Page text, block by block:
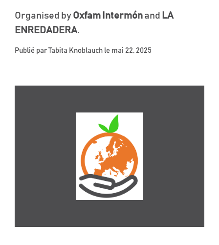
Organised by Oxfam Intermón and LA
ENREDADERA.
Publié parTabita Knoblauch le mai 22, 2025